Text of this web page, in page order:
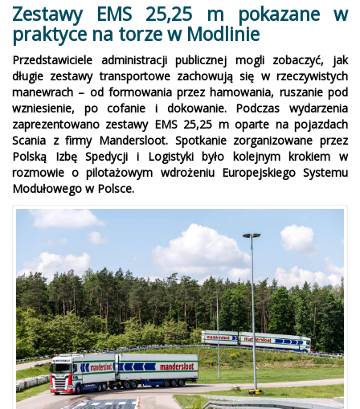
Zestawy EMS 25,25 m pokazane w
praktyce na torze w Modlinie
Przedstawiciele administracji publicznej mogli zobaczyć, jak
długie zestawy transportowe zachowują się w rzeczywistych
manewrach – od formowania przez hamowania, ruszanie pod
wzniesienie, po cofanie i dokowanie. Podczas wydarzenia
zaprezentowano zestawy EMS 25,25 m oparte na pojazdach
Scania z firmy Mandersloot. Spotkanie zorganizowane przez
Polską Izbę Spedycji i Logistyki było kolejnym krokiem w
rozmowie o pilotażowym wdrożeniu Europejskiego Systemu
Modułowego w Polsce.